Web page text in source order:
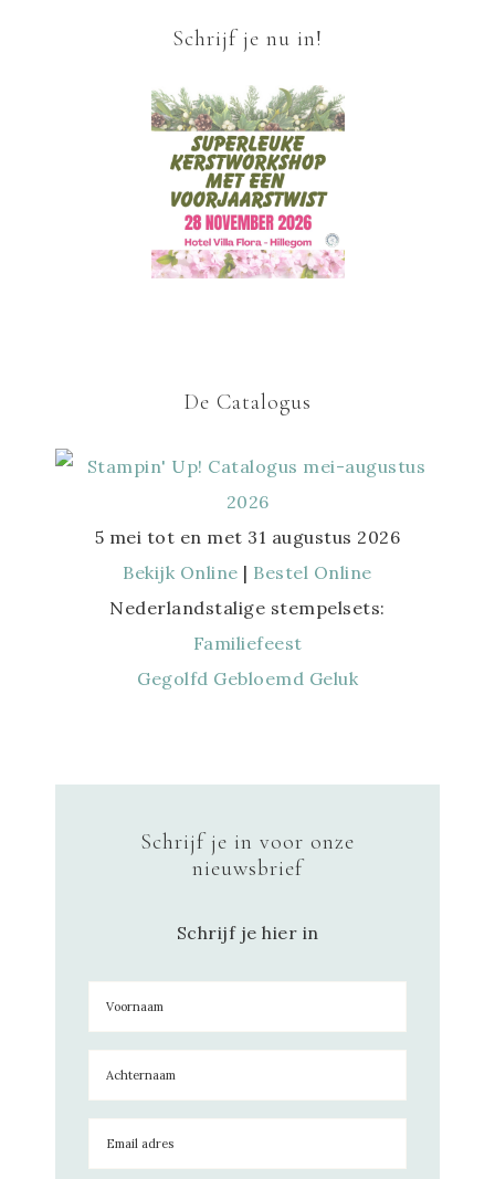
Schrijf je nu in!
De Catalogus
5 mei tot en met 31 augustus 2026
Bekijk Online | Bestel Online
Nederlandstalige stempelsets:
Familiefeest
Gegolfd Gebloemd Geluk
Schrijf je in voor onze
nieuwsbrief
Schrijf je hier in